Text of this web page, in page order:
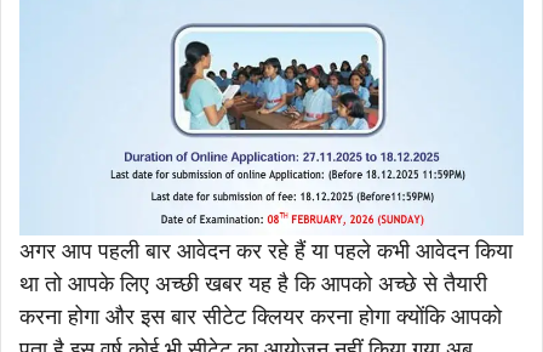
अगर आप पहली बार आवेदन कर रहे हैं या पहले कभी आवेदन किया
था तो आपके लिए अच्छी खबर यह है कि आपको अच्छे से तैयारी
करना होगा और इस बार सीटेट क्लियर करना होगा क्योंकि आपको